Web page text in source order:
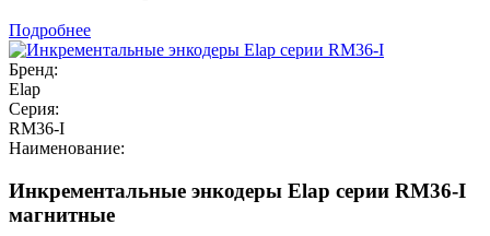
Подробнее
Бренд:
Elap
Серия:
RM36-I
Наименование:
Инкрементальные энкодеры Elap серии RM36-I
магнитные